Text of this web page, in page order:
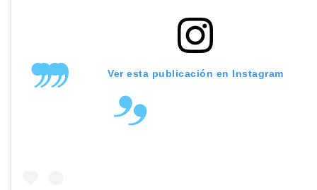
Ver esta publicación en Instagram